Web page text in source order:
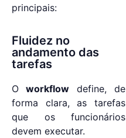
principais:
Fluidez no
andamento das
tarefas
O workflow define, de
forma clara, as tarefas
que os funcionários
devem executar.